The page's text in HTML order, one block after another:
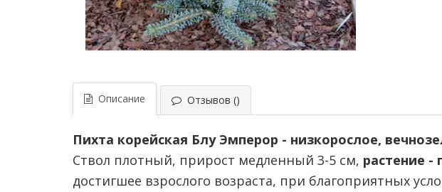
Описание Отзывов ()
Пихта корейская Блу Эмперор - низкорослое,
Ствол плотный, прирост медленный 3-5 см, растение -
достигшее взрослого возраста, при благоприятных